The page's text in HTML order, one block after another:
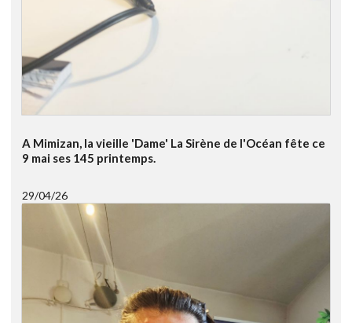
A Mimizan, la vieille 'Dame' La Sirène de l'Océan fête ce
9 mai ses 145 printemps.
29/04/26